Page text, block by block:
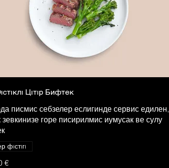
Цıтıр Бифтек
писмис себзелер еслигинде сервис едилен,
горе писирилмис иумусак ве сулу
€
фıстıгı